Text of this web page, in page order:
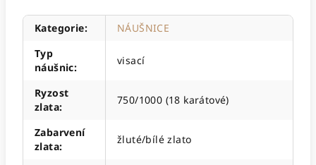
Kategorie:
NÁUŠNICE
Typ
náušnic:
visací
Ryzost
zlata:
750/1000 (18 karátové)
Zabarvení
zlata:
žluté/bílé zlato